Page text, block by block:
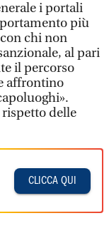
i portali
più
chi non
al pari
il percorso
affrontino
delle
CLICCA QUI